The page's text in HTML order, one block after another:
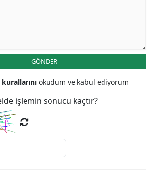
GÖNDER
okudum ve kabul ediyorum
işlemin sonucu kaçtır?